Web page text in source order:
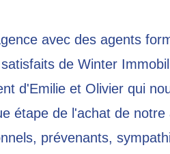
avec des agents
de Winter
d'Emilie et Olivier qui
étape de l'achat de
prévenants,